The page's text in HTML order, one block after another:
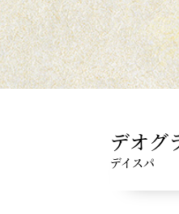
デオグ
デイスパ